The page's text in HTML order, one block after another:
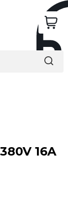
16A